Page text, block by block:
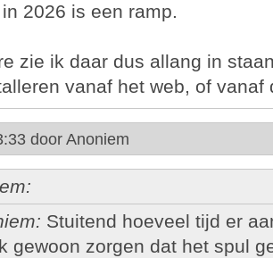
2026 is een ramp.
zie ik daar dus allang in
vanaf het web, of vanaf
door Anoniem
Stuitend hoeveel tijd er
gewoon zorgen dat het spul